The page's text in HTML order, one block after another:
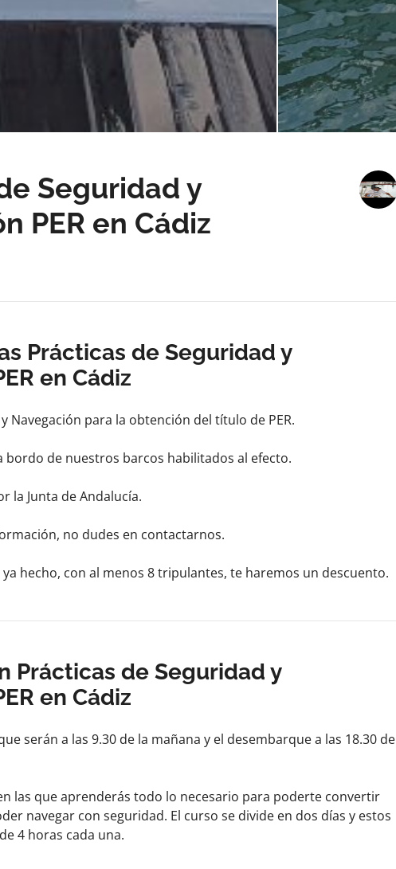
Seguridad y
PER en Cádiz
Prácticas de Seguridad y
en Cádiz
Navegación para la obtención del título de PER.
bordo de nuestros barcos habilitados al efecto.
la Junta de Andalucía.
no dudes en contactarnos.
hecho, con al menos 8 tripulantes, te haremos un descuento.
Prácticas de Seguridad y
en Cádiz
serán a las 9.30 de la mañana y el desembarque a las 18.30 de
las que aprenderás todo lo necesario para poderte convertir
navegar con seguridad. El curso se divide en dos días y estos
4 horas cada una.